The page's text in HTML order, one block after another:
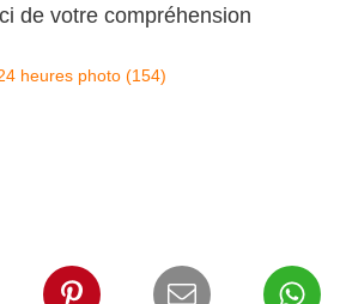
de votre compréhension